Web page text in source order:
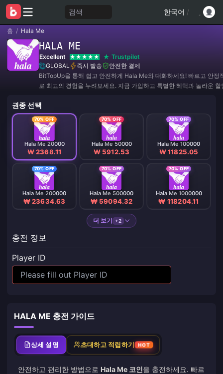
검색 한국어 /
홈 / Hala Me
HALA ME
Excellent
Trustpilot
GLOBAL
즉시 발송
안전한 결제
BitTopUp을 통해 쉽고 안전하게 Hala Me와 대화하세요! 빠르고 안정
로 최고의 경험을 누려보세요. 지금 가입하고 특별한 혜택과 놀라운 할
권종 선택
70% OFF
Hala Me 20000
₩ 2368.11
70% OFF
Hala Me 50000
₩ 5912.53
70% OFF
Hala Me 100000
₩ 11825.05
70% OFF
Hala Me 200000
₩ 23634.63
70% OFF
Hala Me 500000
₩ 59094.32
70% OFF
Hala Me 1000000
₩ 118204.11
더 보기 +2
충전 정보
Player ID
HALA ME 충전 가이드
상세 설명 초대하고 적립하기 HOT
안전하고 편리한 방법으로 Hala Me 코인을 충전하세요. 빠르